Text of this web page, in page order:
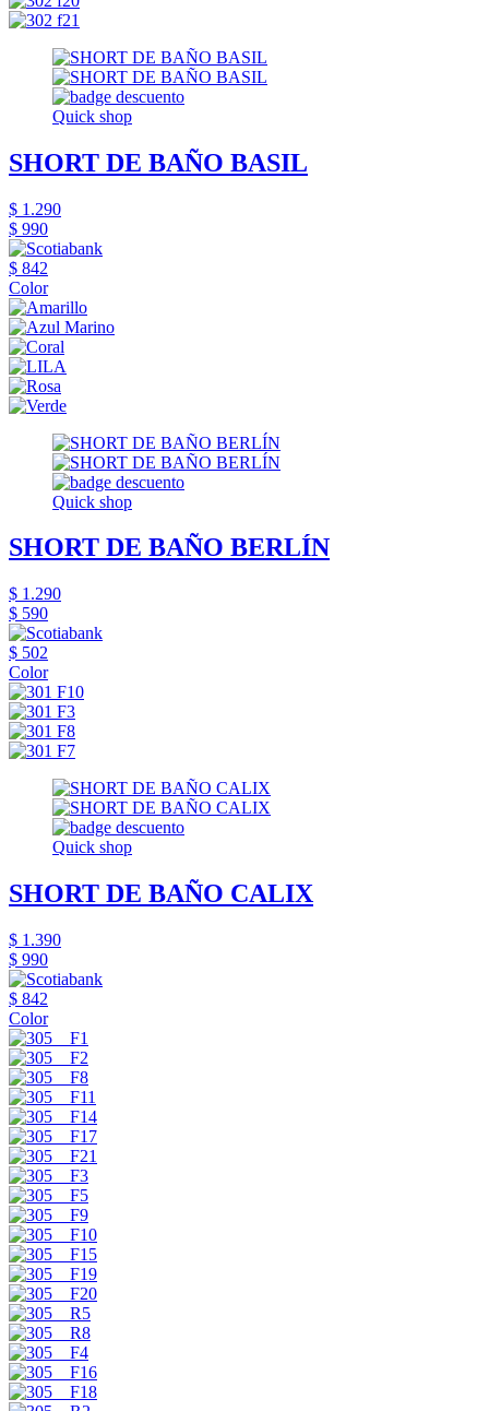
Quick shop
SHORT DE BAÑO BASIL
$ 1.290
$ 990
$ 842
Color
Quick shop
SHORT DE BAÑO BERLÍN
$ 1.290
$ 590
$ 502
Color
Quick shop
SHORT DE BAÑO CALIX
$ 1.390
$ 990
$ 842
Color